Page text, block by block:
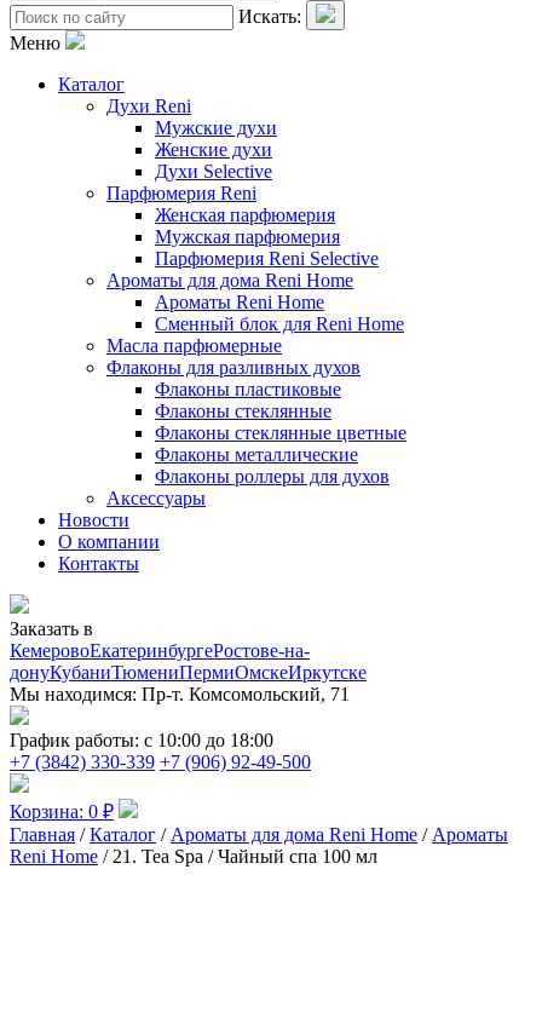
Искать:
Меню
Каталог
Духи Reni
Мужские духи
Женские духи
Духи Selective
Парфюмерия Reni
Женская парфюмерия
Мужская парфюмерия
Парфюмерия Reni Selective
Ароматы для дома Reni Home
Ароматы Reni Home
Сменный блок для Reni Home
Масла парфюмерные
Флаконы для разливных духов
Флаконы пластиковые
Флаконы стеклянные
Флаконы стеклянные цветные
Флаконы металлические
Флаконы роллеры для духов
Аксессуары
Новости
О компании
Контакты
Заказать в
КемеровоЕкатеринбургеРостове-на-
донуКубаниТюмениПермиОмскеИркутске
Мы находимся: Пр-т. Комсомольский, 71
График работы: с 10:00 до 18:00
+7 (3842) 330-339 +7 (906) 92-49-500
Корзина: 0 ₽
Главная /Каталог / Ароматы для дома Reni Home / Ароматы
Reni Home / 21. Tea Spa / Чайный спа 100 мл